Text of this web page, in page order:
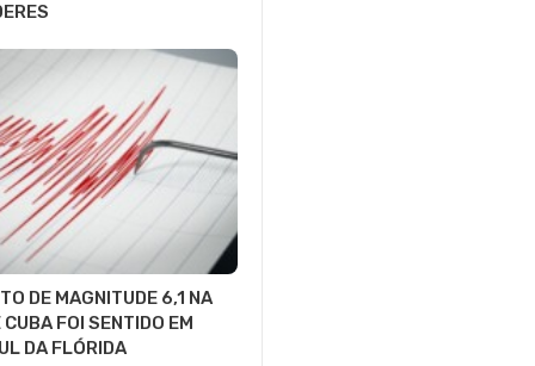
DE MAGNITUDE 6,1 NA
FOI SENTIDO EM
DA FLÓRIDA